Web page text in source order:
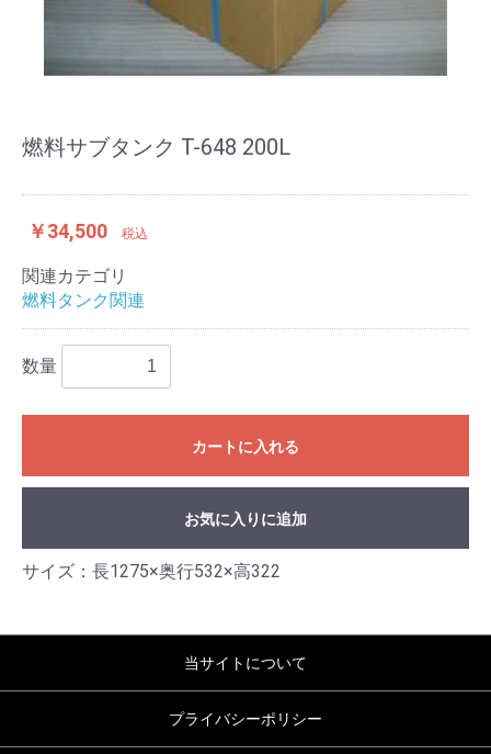
燃料サブタンク T-648 200L
￥34,500 税込
関連カテゴリ
燃料タンク関連
数量
カートに入れる
お気に入りに追加
サイズ：長1275×奥行532×高322
当サイトについて
プライバシーポリシー